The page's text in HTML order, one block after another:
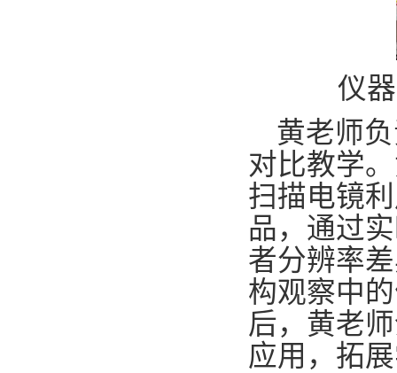
仪
黄老师
对比教学
扫描电镜
品，通过
者分辨率
构观察中
后，黄老
应用，拓